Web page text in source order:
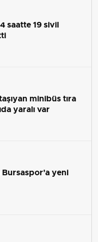
saatte 19 sivil
minibüs tıra
yaralı var
yeni